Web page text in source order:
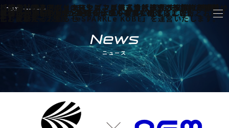
News
ニュース
お知らせカテゴリー:お知らせ
株式会社オートバックスセブンによる当社株式の取得（子会社
化）に関するお知らせ
「GLION ARENA KOBE」とファーストパートナー契約を締結い
eスポーツに特化した機材レンタル事業を開始しました。
当社コーポレートサイトをリニューアルいたしました。
オフィス移転のお知らせ
（続報）不正アクセス発生による個人情報流出可能性のお知らせ
弊社Googleアカウントの乗っ取り被害に関するご報告とお詫び
ＮＴＴビジネスソリューションズ株式会社 関西支店様と連携
し、eスポーツ施設「eSPARKLe KOBE」を運営いたします。